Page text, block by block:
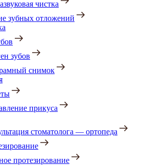
чистка
зубных отложений
зубов
снимок
прикуса
стоматолога — ортопеда
протезирование